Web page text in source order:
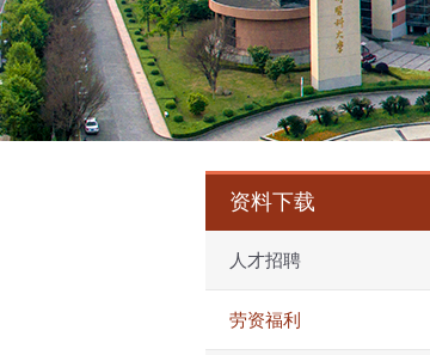
资料下载
人才招聘
劳资福利